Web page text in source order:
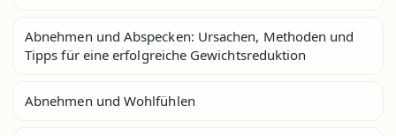
Abnehmen und Abspecken: Ursachen, Methoden und
Tipps für eine erfolgreiche Gewichtsreduktion
Abnehmen und Wohlfühlen